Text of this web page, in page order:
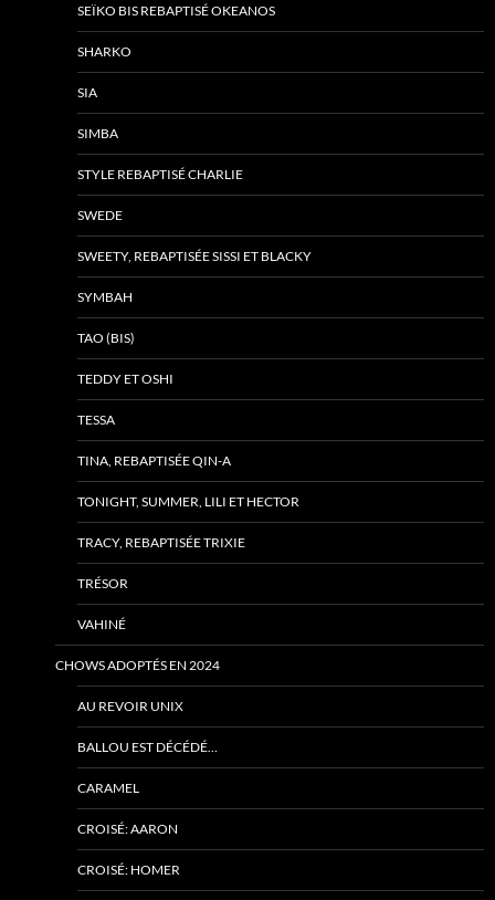
SEÏKO BIS REBAPTISÉ OKEANOS
SHARKO
SIA
SIMBA
STYLE REBAPTISÉ CHARLIE
SWEDE
SWEETY, REBAPTISÉE SISSI ET BLACKY
SYMBAH
TAO (BIS)
TEDDY ET OSHI
TESSA
TINA, REBAPTISÉE QIN-A
TONIGHT, SUMMER, LILI ET HECTOR
TRACY, REBAPTISÉE TRIXIE
TRÉSOR
VAHINÉ
CHOWS ADOPTÉS EN 2024
AU REVOIR UNIX
BALLOU EST DÉCÉDÉ…
CARAMEL
CROISÉ: AARON
CROISÉ: HOMER